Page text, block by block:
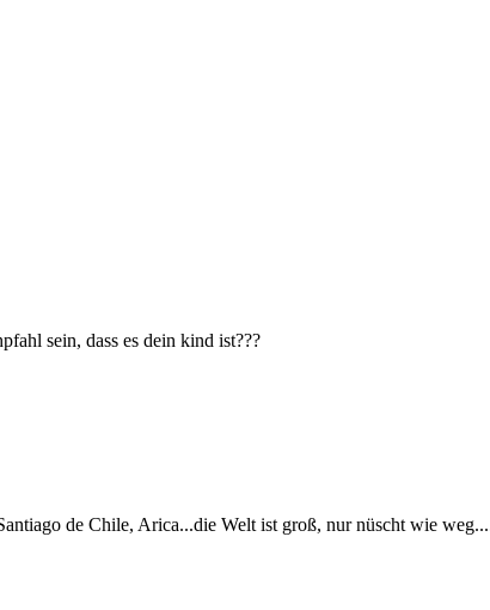
sein, dass es dein kind ist???
de Chile, Arica...die Welt ist groß, nur nüscht wie